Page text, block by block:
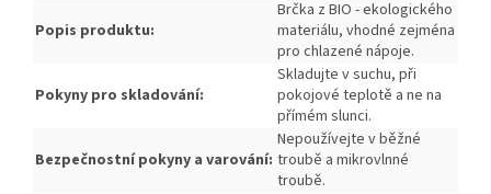
Popis produktu:
Brčka z BIO - ekologického
materiálu, vhodné zejména
pro chlazené nápoje.
Pokyny pro skladování:
Skladujte v suchu, při
pokojové teplotě a ne na
přímém slunci.
Bezpečnostní pokyny a varování:
Nepoužívejte v běžné
troubě a mikrovlnné
troubě.